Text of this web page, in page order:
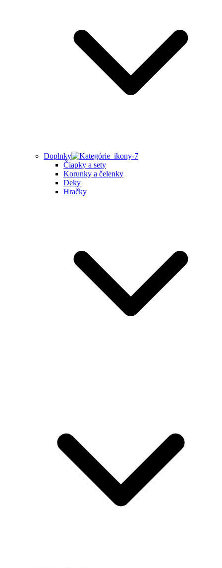
Doplnky
Čiapky a sety
Korunky a čelenky
Deky
Hračky